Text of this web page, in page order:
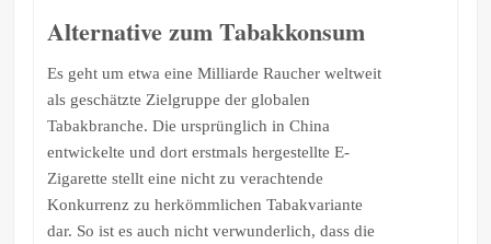
Alternative zum Tabakkonsum
Es geht um etwa eine Milliarde Raucher weltweit
als geschätzte Zielgruppe der globalen
Tabakbranche. Die ursprünglich in China
entwickelte und dort erstmals hergestellte E-
Zigarette stellt eine nicht zu verachtende
Konkurrenz zu herkömmlichen Tabakvariante
dar. So ist es auch nicht verwunderlich, dass die